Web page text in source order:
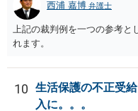
西浦 嘉博 弁護士
上記の裁判例を一つの参考
れます。
10
生活保護の不正受
入に。。。